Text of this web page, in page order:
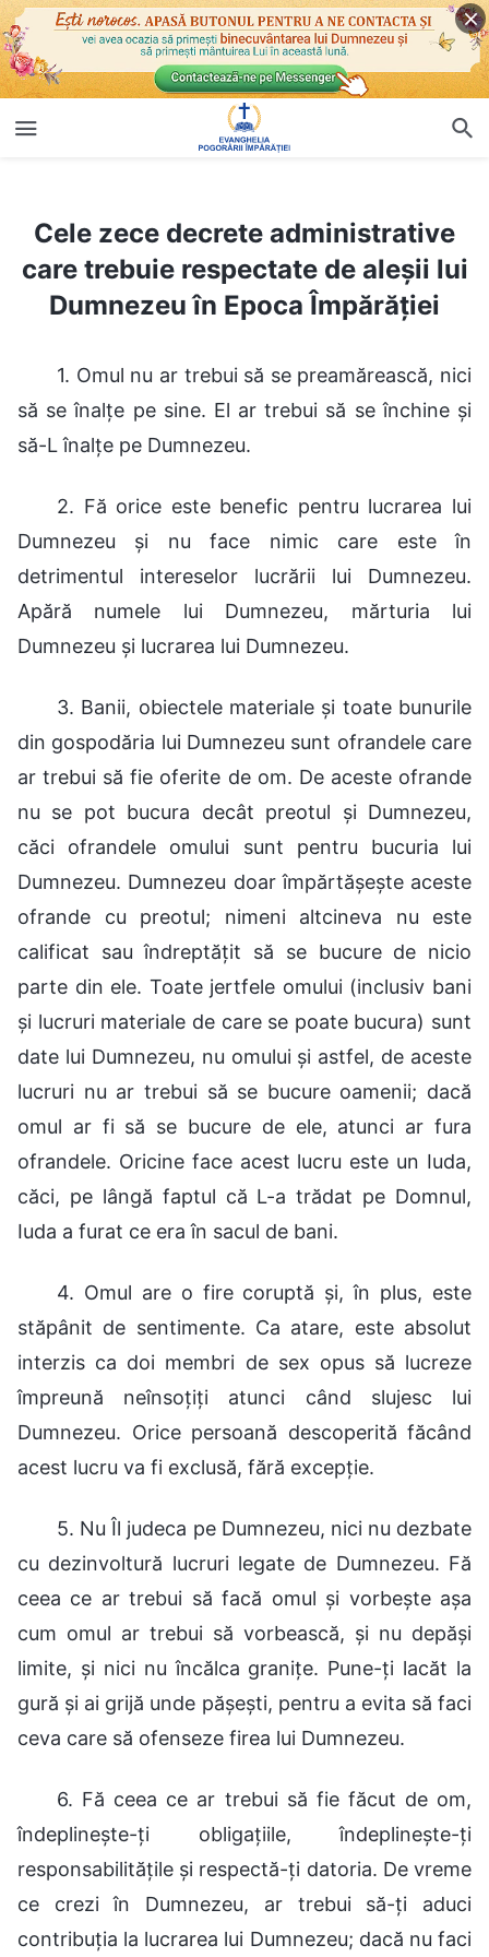
Cele zece decrete administrative
care trebuie respectate de aleșii lui
Dumnezeu în Epoca Împărăției
1. Omul nu ar trebui să se preamărească, nici
să se înalțe pe sine. El ar trebui să se închine și
să-L înalțe pe Dumnezeu.
2. Fă orice este benefic pentru lucrarea lui
Dumnezeu și nu face nimic care este în
detrimentul intereselor lucrării lui Dumnezeu.
Apără numele lui Dumnezeu, mărturia lui
Dumnezeu și lucrarea lui Dumnezeu.
3. Banii, obiectele materiale și toate bunurile
din gospodăria lui Dumnezeu sunt ofrandele care
ar trebui să fie oferite de om. De aceste ofrande
nu se pot bucura decât preotul și Dumnezeu,
căci ofrandele omului sunt pentru bucuria lui
Dumnezeu. Dumnezeu doar împărtășește aceste
ofrande cu preotul; nimeni altcineva nu este
calificat sau îndreptățit să se bucure de nicio
parte din ele. Toate jertfele omului (inclusiv bani
și lucruri materiale de care se poate bucura) sunt
date lui Dumnezeu, nu omului și astfel, de aceste
lucruri nu ar trebui să se bucure oamenii; dacă
omul ar fi să se bucure de ele, atunci ar fura
ofrandele. Oricine face acest lucru este un Iuda,
căci, pe lângă faptul că L-a trădat pe Domnul,
Iuda a furat ce era în sacul de bani.
4. Omul are o fire coruptă și, în plus, este
stăpânit de sentimente. Ca atare, este absolut
interzis ca doi membri de sex opus să lucreze
împreună neînsoțiți atunci când slujesc lui
Dumnezeu. Orice persoană descoperită făcând
acest lucru va fi exclusă, fără excepție.
5. Nu Îl judeca pe Dumnezeu, nici nu dezbate
cu dezinvoltură lucruri legate de Dumnezeu. Fă
ceea ce ar trebui să facă omul și vorbește așa
cum omul ar trebui să vorbească, și nu depăși
limite, și nici nu încălca granițe. Pune-ți lacăt la
gură și ai grijă unde pășești, pentru a evita să faci
ceva care să ofenseze firea lui Dumnezeu.
6. Fă ceea ce ar trebui să fie făcut de om,
îndeplinește-ți obligațiile, îndeplinește-ți
responsabilitățile și respectă-ți datoria. De vreme
ce crezi în Dumnezeu, ar trebui să-ți aduci
contribuția la lucrarea lui Dumnezeu; dacă nu faci